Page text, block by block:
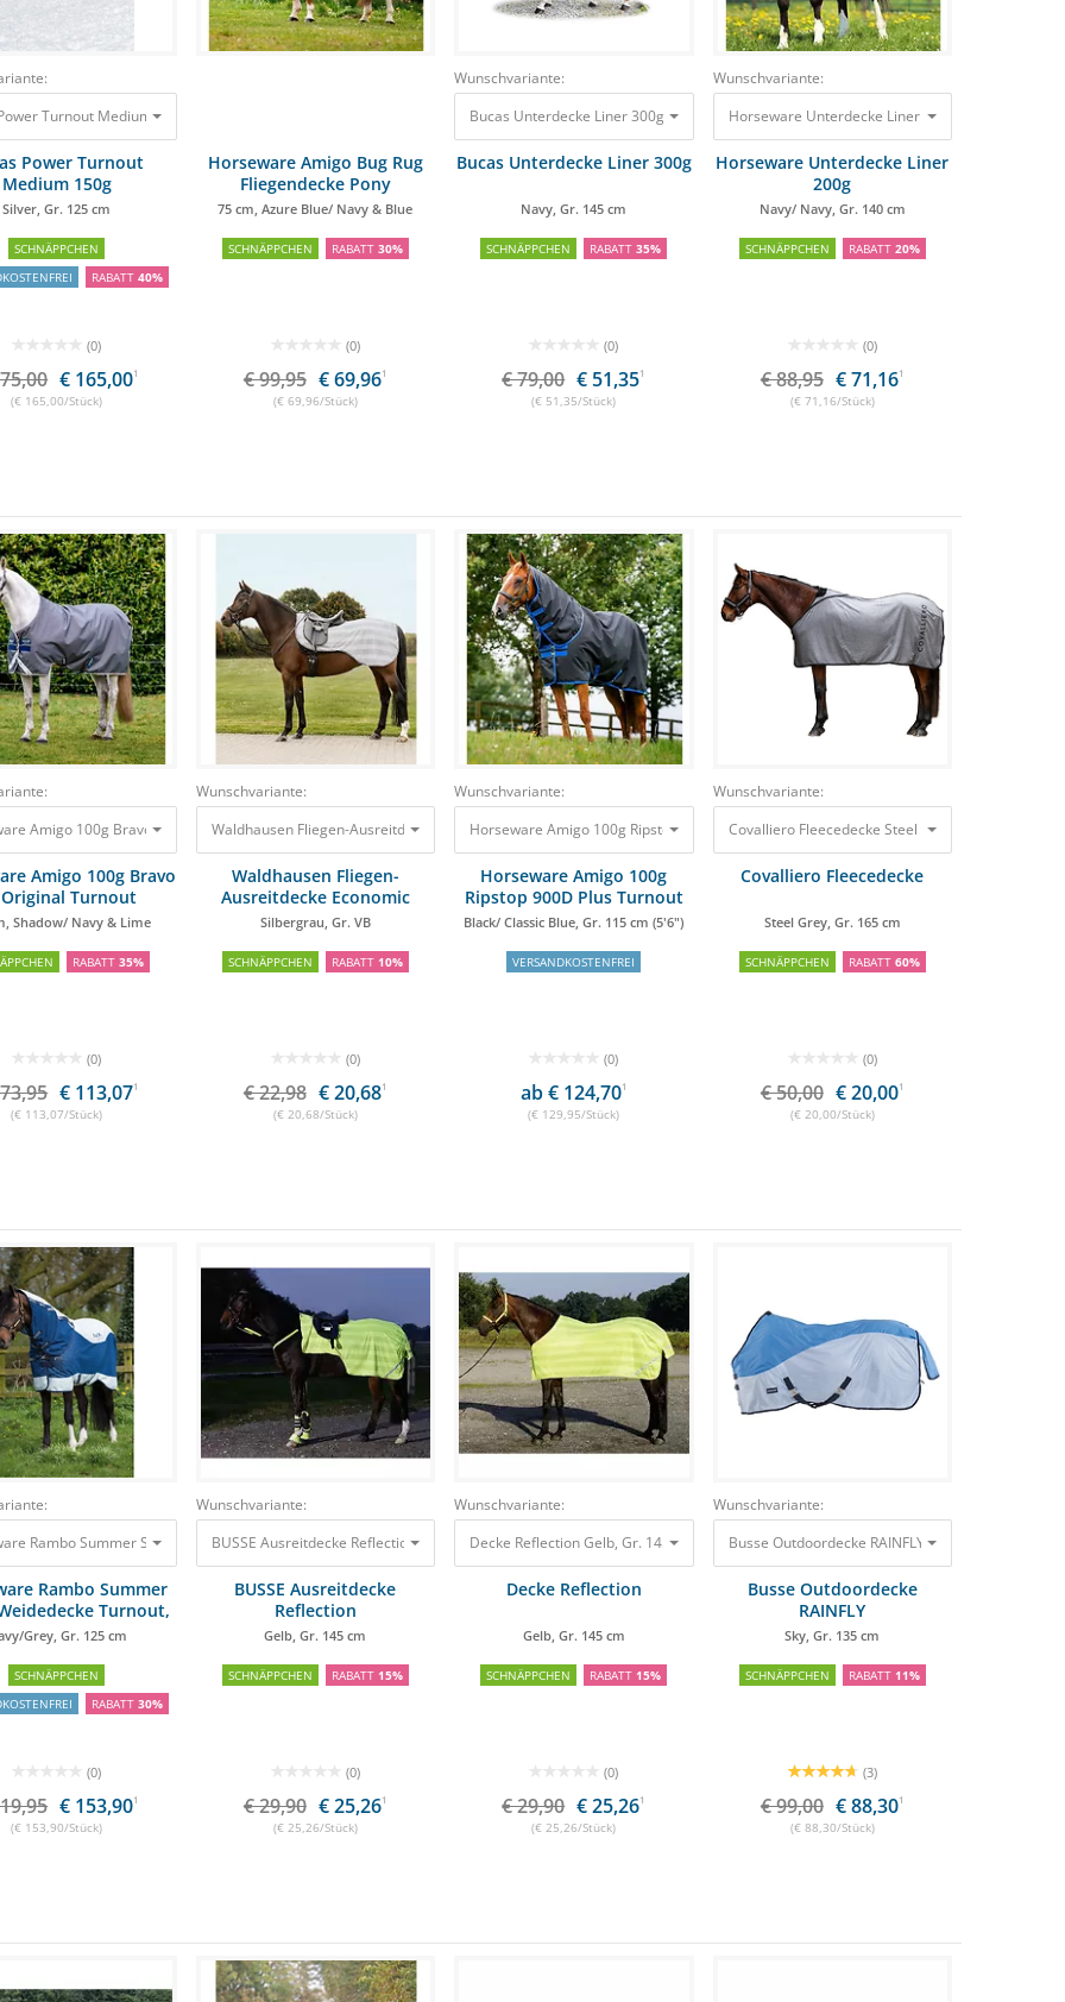
Turnout Medium 150g Silver, Gr. 125 cm
Power Turnout
Medium 150g
Silver, Gr. 125 cm
SCHNÄPPCHEN
RABATT40%
(0)
€ 165,001
(€ 165,00/Stück)
Horseware Amigo Bug Rug
Fliegendecke Pony
75 cm, Azure Blue/ Navy & Blue
SCHNÄPPCHEN RABATT 30%
(0)
€ 99,95 € 69,961
(€ 69,96/Stück)
Wunschvariante:
Bucas Unterdecke Liner 300g Navy, Gr. 145 cm79,00 €51,35 €
Bucas Unterdecke Liner 300g
Navy, Gr. 145 cm
SCHNÄPPCHEN RABATT35%
(0)
€ 79,00 € 51,351
(€ 51,35/Stück)
Wunschvariante:
Horseware Unterdecke Liner 200g Navy/ Navy,
Horseware Unterdecke Liner
200g
Navy/ Navy, Gr. 140 cm
SCHNÄPPCHEN RABATT 20%
(0)
€ 88,95 € 71,161
(€ 71,16/Stück)
Horseware Amigo 100g Bravo 12 Original Turnout 155 cm, Shadow/ Navy & Lime173,95 €113,07 €
Amigo 100g Bravo
Turnout
Shadow/ Navy & Lime
RABATT35%
(0)
€ 113,071
(€ 113,07/Stück)
Wunschvariante:
Waldhausen Fliegen-Ausreitdecke Economic Silbergrau, Gr. VB 22,98 €20,68 €
Waldhausen Fliegen-
Ausreitdecke Economic
Silbergrau, Gr. VB
SCHNÄPPCHEN RABATT 10%
(0)
€ 22,98 € 20,681
(€ 20,68/Stück)
Wunschvariante:
Horseware Amigo 100g Ripstop 900D Plus Turnout Black/ Classic Blue, Gr. 115 cm (5'6")
Horseware Amigo 100g
Ripstop 900D Plus Turnout
Black/ Classic Blue, Gr. 115 cm (5'6")
VERSANDKOSTENFREI
(0)
ab € 124,701
(€ 129,95/Stück)
Wunschvariante:
Covalliero Fleecedecke Steel Grey, Gr. 165 cm
Covalliero Fleecedecke
Steel Grey, Gr. 165 cm
SCHNÄPPCHEN RABATT 60%
(0)
€ 50,00 € 20,001
(€ 20,00/Stück)
Rambo Summer Series Weidedecke Turnout, V-Front Navy/Grey, Gr. 125 cm219,95 €153,90 €
Rambo Summer
Turnout,
V-Front
Grey, Gr. 125 cm
SCHNÄPPCHEN
RABATT30%
(0)
€ 153,901
(€ 153,90/Stück)
Wunschvariante:
BUSSE Ausreitdecke Reflection Gelb, Gr. 145 cm29,90 €25,26 €
BUSSE Ausreitdecke
Reflection
Gelb, Gr. 145 cm
SCHNÄPPCHEN RABATT 15%
(0)
€ 29,90 € 25,261
(€ 25,26/Stück)
Wunschvariante:
Decke Reflection Gelb, Gr. 145 cm
29,90 €25,26 €
Decke Reflection
Gelb, Gr. 145 cm
SCHNÄPPCHEN RABATT 15%
(0)
€ 29,90 € 25,261
(€ 25,26/Stück)
Wunschvariante:
Busse Outdoordecke RAINFLY Sky, Gr. 135 cm
Busse Outdoordecke
RAINFLY
Sky, Gr. 135 cm
SCHNÄPPCHEN RABATT 11%
(3)
€ 99,00 € 88,301
(€ 88,30/Stück)